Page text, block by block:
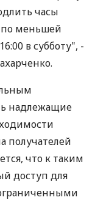
часы
по меньшей
в субботу", -
надлежащие
получателей
что к таким
доступ для